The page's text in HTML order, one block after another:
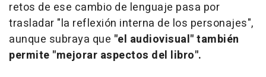
retos de ese cambio de lenguaje pasa por
trasladar "la reflexión interna de los personajes",
aunque subraya que "el audiovisual" también
permite "mejorar aspectos del libro".